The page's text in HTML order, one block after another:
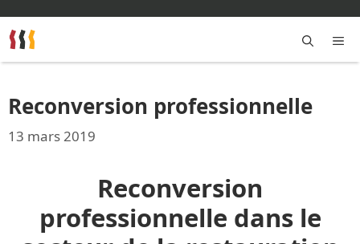
au
contenu
Reconversion professionnelle
13 mars 2019
Reconversion
professionnelle dans le